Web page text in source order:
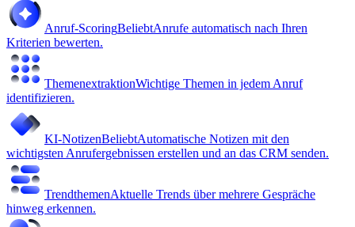
Anruf-ScoringBeliebtAnrufe automatisch nach Ihren
Kriterien bewerten.
ThemenextraktionWichtige Themen in jedem Anruf
identifizieren.
KI-NotizenBeliebtAutomatische Notizen mit den
wichtigsten Anrufergebnissen erstellen und an das CRM senden.
TrendthemenAktuelle Trends über mehrere Gespräche
hinweg erkennen.